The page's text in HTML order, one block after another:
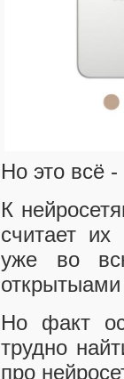
Но это всё
К
считает их
уже во
Но факт
трудно
про